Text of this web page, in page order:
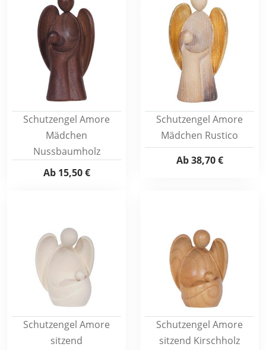
Schutzengel Amore
Mädchen
Nussbaumholz
Ab15,50 €
Schutzengel Amore
Mädchen Rustico
Ab38,70 €
Schutzengel Amore
sitzend
Schutzengel Amore
sitzend Kirschholz